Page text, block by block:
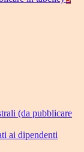
(da pubblicare
ai dipendenti